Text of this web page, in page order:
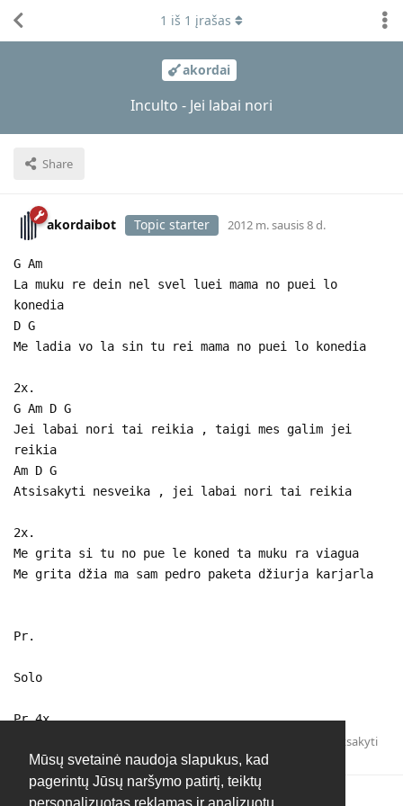
Mūsų svetainė naudoja slapukus, kad
pagerintų Jūsų naršymo patirtį, teiktų
akordai
Inculto - Jei labai nori
Share
1 iš 1 įrašas
akordaibot Topic starter 2012 m. sausis 8 d.
G Am
La muku re dein nel svel luei mama no puei lo
konedia
D G
Me ladia vo la sin tu rei mama no puei lo konedia
2x.
G Am D G
Jei labai nori tai reikia , taigi mes galim jei
reikia
Am D G
Atsisakyti nesveika , jei labai nori tai reikia
2x.
Me grita si tu no pue le koned ta muku ra viagua
Me grita džia ma sam pedro paketa džiurja karjarla
Pr.
Solo
Pr.4x
Atsakyti